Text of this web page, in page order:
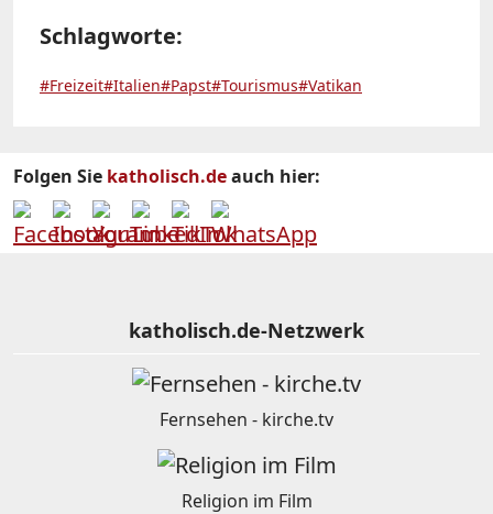
Schlagworte:
#Freizeit#Italien#Papst#Tourismus#Vatikan
Folgen Sie katholisch.deauch hier:
katholisch.de-Netzwerk
Fernsehen - kirche.tv
Religion im Film